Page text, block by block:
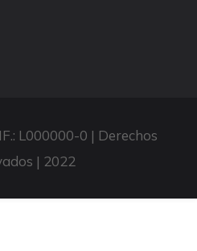
L000000-0 | Derechos
| 2022